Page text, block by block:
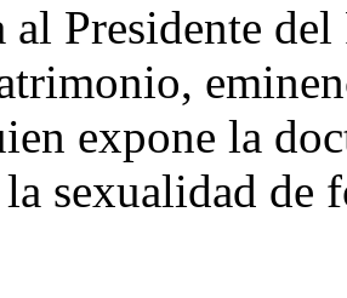
al Presidente
expone la
sexualidad de